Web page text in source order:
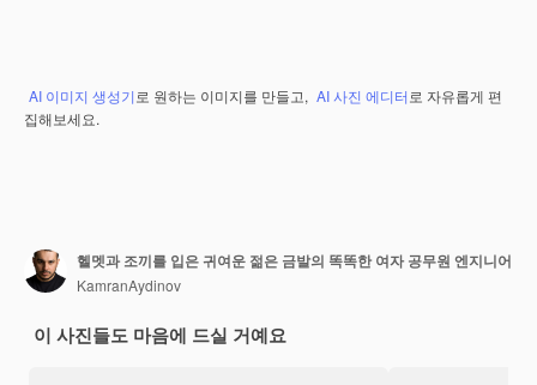
AI 이미지 생성기 로 원하는 이미지를 만들고, AI 사진 에디터 로 자유롭게 편
집해보세요.
헬멧과 조끼를 입은 귀여운 젊은 금발의 똑똑한 여자 공무원 엔지니어
KamranAydinov
이 사진들도 마음에 드실 거예요